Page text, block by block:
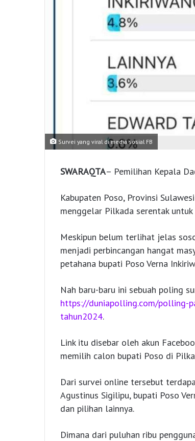
Survei yang viral di media sosial FB
SWARAQTA– Pemilihan Kepala
Kabupaten Poso, Provinsi
menggelar Pilkada serentak
Meskipun belum terlihat jelas
menjadi perbincangan hangat
petahana bupati Poso Verna
Nah baru-baru ini sebuah poling
https://duniapolling.com/polling-
tahun2024.
Link itu disebar oleh akun
memilih calon bupati Poso di
Dari survei online tersebut
Agustinus Sigilipu, bupati Poso
dan pilihan lainnya.
Dimana dari puluhan ribu